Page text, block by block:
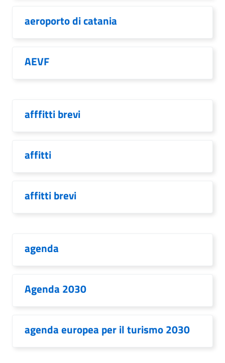
aeroporto di catania
AEVF
afffitti brevi
affitti
affitti brevi
agenda
Agenda 2030
agenda europea per il turismo 2030